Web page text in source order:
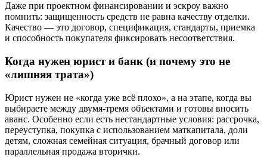
Даже при проектном финансировании и эскроу важно
помнить: защищенность средств не равна качеству отделки.
Качество — это договор, спецификация, стандарты, приемка
и способность покупателя фиксировать несоответствия.
Когда нужен юрист и банк (и почему это не
«лишняя трата»)
Юрист нужен не «когда уже всё плохо», а на этапе, когда вы
выбираете между двумя-тремя объектами и готовы вносить
аванс. Особенно если есть нестандартные условия: рассрочка,
переуступка, покупка с использованием маткапитала, доли
детям, сложная семейная ситуация, брачный договор или
параллельная продажа вторички.